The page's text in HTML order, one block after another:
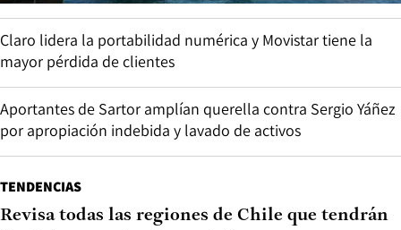
Claro lidera la portabilidad numérica y Movistar tiene la
mayor pérdida de clientes
Aportantes de Sartor amplían querella contra Sergio Yáñez
por apropiación indebida y lavado de activos
TENDENCIAS
Revisa todas las regiones de Chile que tendrán